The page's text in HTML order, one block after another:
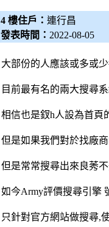
4 樓住戶： 連行昌
發表時間： 2022-08-05
大部份的人應該或多或
目前最有名的兩大搜尋系
相信也是釵h人設為首頁
但是如果我們對於找廠
但是常常搜尋出來良莠
如今Army評價搜尋引擎
只針對官方網站做搜尋,